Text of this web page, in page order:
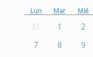
Lun Mar Mié
31 1 2
7
8 9